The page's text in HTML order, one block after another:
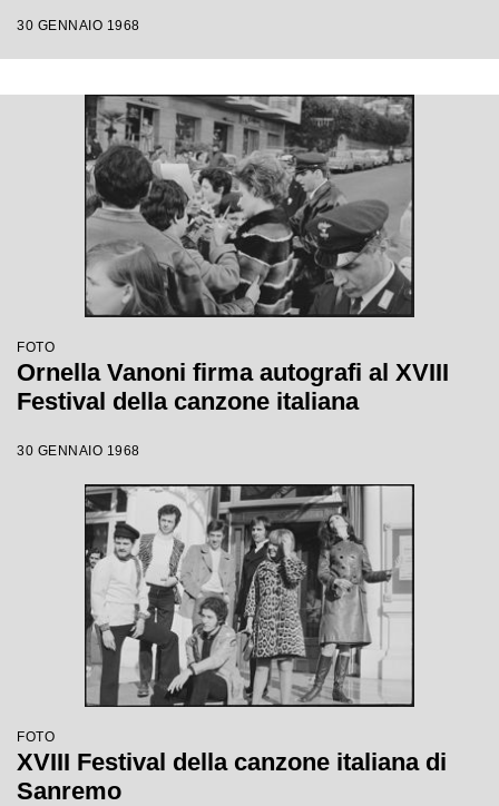
30 GENNAIO 1968
FOTO
Ornella Vanoni firma autografi al XVIII
Festival della canzone italiana
30 GENNAIO 1968
FOTO
XVIII Festival della canzone italiana di
Sanremo